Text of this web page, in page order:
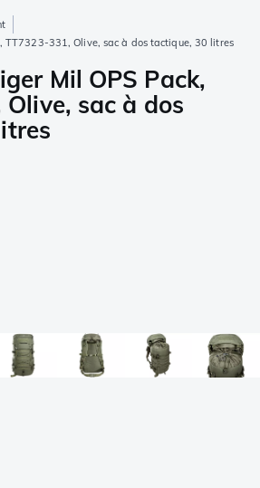
TT7323-331, Olive, sac à dos tactique, 30 litres
Mil OPS Pack,
sac à dos